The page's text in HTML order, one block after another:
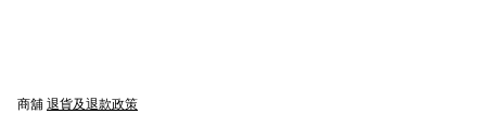
商舖 退貨及退款政策